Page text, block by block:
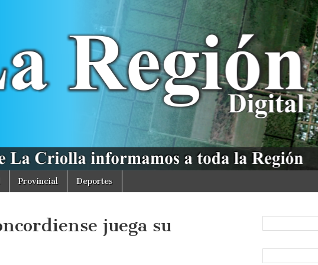
Provincial Deportes
juega su